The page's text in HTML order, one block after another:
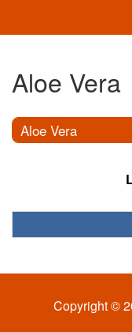
Aloe Vera
Aloe Vera
Copyright ©